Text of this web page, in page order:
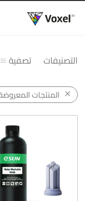
التصنيفات تصفية
المنتجات